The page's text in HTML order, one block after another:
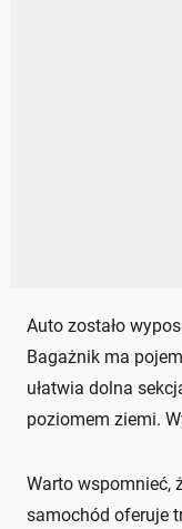
Auto zostało
Bagażnik ma
ułatwia dolna
poziomem ziemi.
Warto wspomnieć,
samochód oferuje